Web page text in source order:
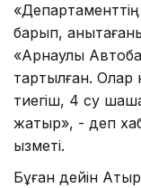
барып,
«Арнаулы
тартылған.
тиегіш, 4 су
жатыр», - деп
қызметі.
Бұған дейін